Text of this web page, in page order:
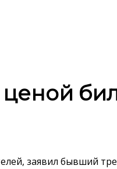
заявил бывший